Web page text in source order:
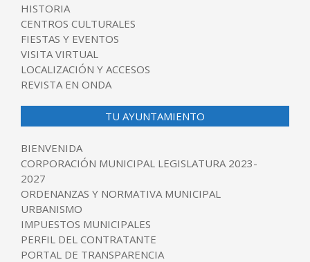
HISTORIA
CENTROS CULTURALES
FIESTAS Y EVENTOS
VISITA VIRTUAL
LOCALIZACIÓN Y ACCESOS
REVISTA EN ONDA
TU AYUNTAMIENTO
BIENVENIDA
CORPORACIÓN MUNICIPAL LEGISLATURA 2023-
2027
ORDENANZAS Y NORMATIVA MUNICIPAL
URBANISMO
IMPUESTOS MUNICIPALES
PERFIL DEL CONTRATANTE
PORTAL DE TRANSPARENCIA